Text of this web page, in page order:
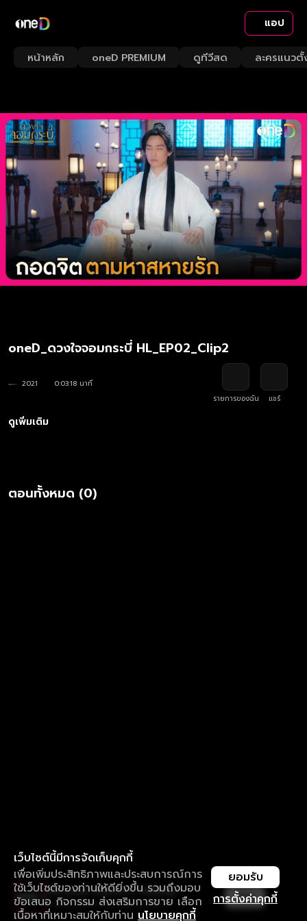
แอป
หน้าหลัก oneD PREMIUM ดูทีวีสด ละครแนวตั้
oneD_ดวงใจจอมกระบี่ HL_EP02_Clip2
2021
0:03:18 นาที
รายการของฉัน
แชร์
ดูเพิ่มเติม
ตอนทั้งหมด (0)
เว็บไซต์นี้มีการจัดเก็บคุกกี้
เพื่อเพิ่มประสิทธิภาพและประสบการณ์การ
ใช้เว็บไซต์ของท่านให้ดียิ่งขึ้น รวมถึงมอบ
ข้อเสนอ กิจกรรม ส่งเสริมการขาย เลือก
เนื้อหาที่เหมาะสมให้กับท่าน นโยบายคุกกี้
การตั้งค่าคุกกี้
ยอมรับ
ใช้งานแอป ลื่นไหลกว่า ไม่มีสะดุด
ดาวน์โหลดแอปเพื่อการรับชมที่ดีกว่า เปิด